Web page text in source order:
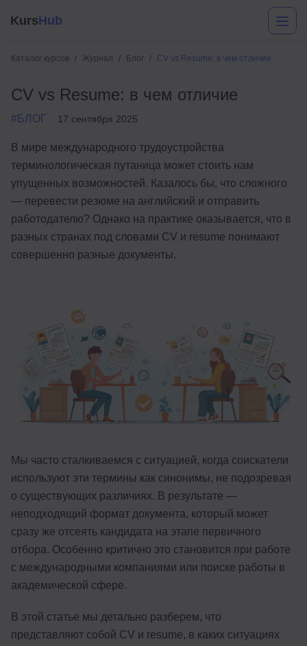
KursHub
Каталог курсов Журнал Блог CV vs Resume: в чем отличие
CV vs Resume: в чем отличие
#БЛОГ 17 сентября 2025
В мире международного трудоустройства
терминологическая путаница может стоить нам
упущенных возможностей. Казалось бы, что сложного
— перевести резюме на английский и отправить
работодателю? Однако на практике оказывается, что в
разных странах под словами CV и resume понимают
совершенно разные документы.
Мы часто сталкиваемся с ситуацией, когда соискатели
используют эти термины как синонимы, не подозревая
о существующих различиях. В результате —
неподходящий формат документа, который может
сразу же отсеять кандидата на этапе первичного
отбора. Особенно критично это становится при работе
с международными компаниями или поиске работы в
академической сфере.
В этой статье мы детально разберем, что
представляют собой CV и resume, в каких ситуациях
Разработка
Маркетинг
Дизайн
Иностранные языки
Soft Skills
Детям
Рейтинг онлайн-школ